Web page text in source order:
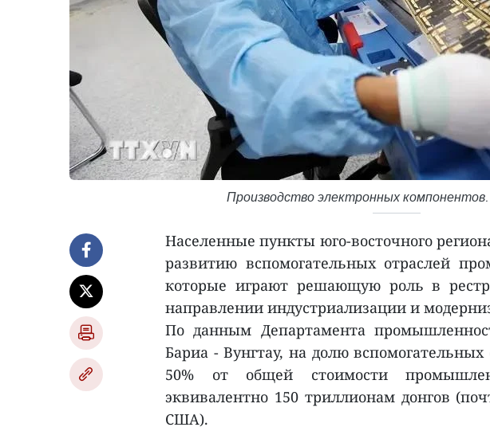
Производство электронных
Населенные пункты юго-восточного
развитию вспомогательных отраслей
которые играют решающую роль в
направлении индустриализации и
По данным Департамента
Бариа - Вунгтау, на долю вспомогательных
50% от общей стоимости
эквивалентно 150 триллионам донгов
США).